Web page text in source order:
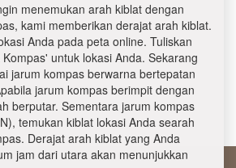
menemukan arah kiblat dengan
kami memberikan derajat arah kiblat.
Anda pada peta online. Tuliskan
untuk lokasi Anda. Sekarang
jarum kompas berwarna bertepatan
jarum kompas berimpit dengan
berputar. Sementara jarum kompas
temukan kiblat lokasi Anda searah
Derajat arah kiblat yang Anda
jam dari utara akan menunjukkan